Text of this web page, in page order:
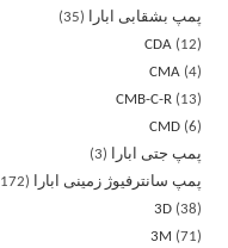
پمپ بشقابی ابارا
35
CDA
12
CMA 4
CMB-C-R
13
CMD 6
پمپ جتی ابارا
3
پمپ سانترفیوژ زمینی ابارا
172
3D 38
3M
71